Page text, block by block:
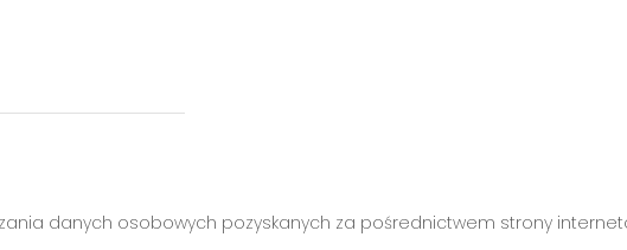
danych osobowych pozyskanych za pośrednictwem strony